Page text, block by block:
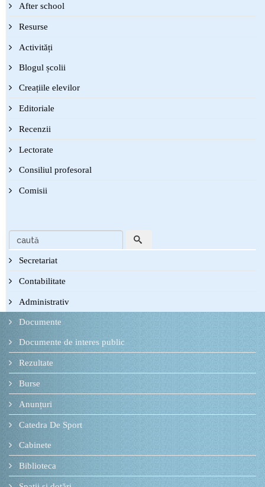
After school
Resurse
Activități
Blogul școlii
Creațiile elevilor
Editoriale
Recenzii
Lectorate
Consiliul profesoral
Comisii
Secretariat
Contabilitate
Administrativ
Documente
Documente de interes public
Rezultate
Burse
Anunțuri
Catedra De Sport
Cabinete
Biblioteca